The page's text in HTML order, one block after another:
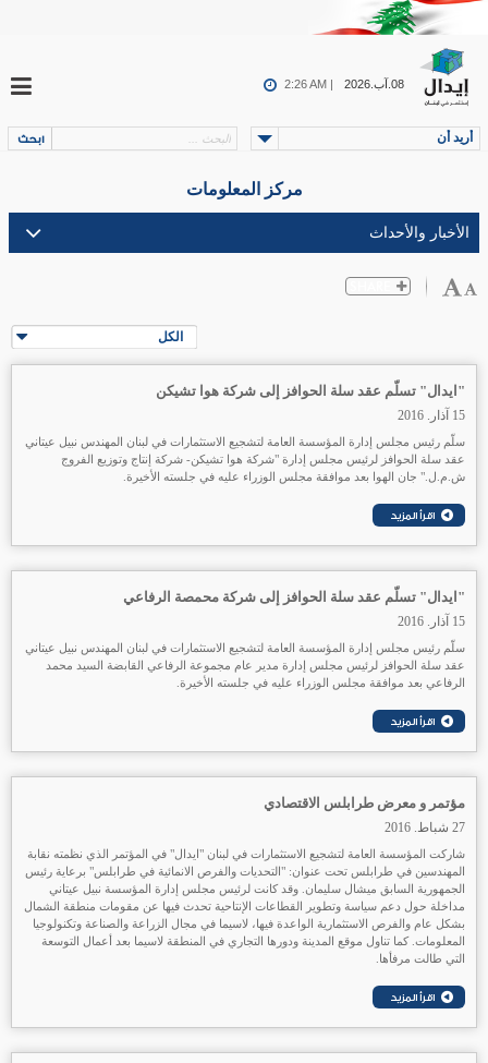
08.آب.2026 2:26 AM |
أريد أن
مركز المعلومات
الكل
"ايدال" تسلّم عقد سلة الحوافز إلى شركة هوا تشيكن
15 آذار. 2016
سلّم رئيس مجلس إدارة المؤسسة العامة لتشجيع الاستثمارات في لبنان المهندس نبيل عيتاني
عقد سلة الحوافز لرئيس مجلس إدارة "شركة هوا تشيكن- شركة إنتاج وتوزيع الفروج
ش.م.ل." جان الهوا بعد موافقة مجلس الوزراء عليه في جلسته الأخيرة.
"ايدال" تسلّم عقد سلة الحوافز إلى شركة محمصة الرفاعي
15 آذار. 2016
سلّم رئيس مجلس إدارة المؤسسة العامة لتشجيع الاستثمارات في لبنان المهندس نبيل عيتاني
عقد سلة الحوافز لرئيس مجلس إدارة مدير عام مجموعة الرفاعي القابضة السيد محمد
الرفاعي بعد موافقة مجلس الوزراء عليه في جلسته الأخيرة.
مؤتمر و معرض طرابلس الاقتصادي
27 شباط. 2016
شاركت المؤسسة العامة لتشجيع الاستثمارات في لبنان "ايدال" في المؤتمر الذي نظمته نقابة
المهندسين في طرابلس تحت عنوان: "التحديات والفرص الانمائية في طرابلس" برعاية رئيس
الجمهورية السابق ميشال سليمان. وقد كانت لرئيس مجلس إدارة المؤسسة نبيل عيتاني
مداخلة حول دعم سياسة وتطوير القطاعات الإنتاحية تحدث فيها عن مقومات منطقة الشمال
بشكل عام والفرص الاستثمارية الواعدة فيها، لاسيما في مجال الزراعة والصناعة وتكنولوجيا
المعلومات. كما تناول موقع المدينة ودورها التجاري في المنطقة لاسيما بعد أعمال التوسعة
التي طالت مرفأها.